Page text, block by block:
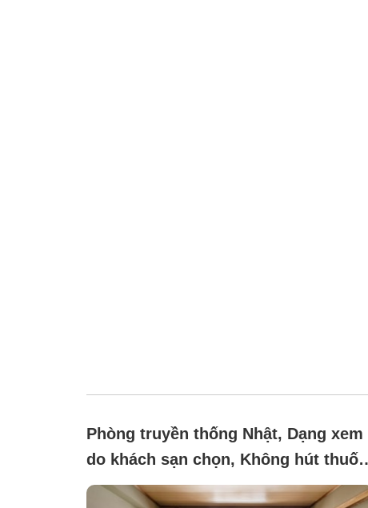
Phòng truyền thống Nhật, Dạng xem
do khách sạn chọn, Không hút thuốc
(Đặc quyền phòng chờ kèm theo)